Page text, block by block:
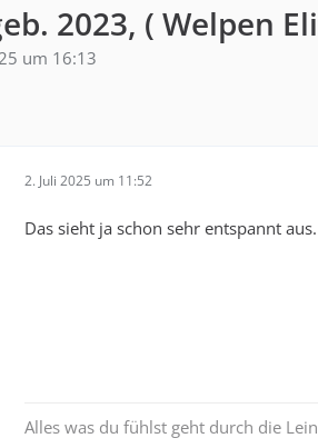
2023, ( Welpen
um 16:13
2. Juli 2025 um 11:52
Das sieht ja schon sehr entspannt aus.
Alles was du fühlst geht durch die